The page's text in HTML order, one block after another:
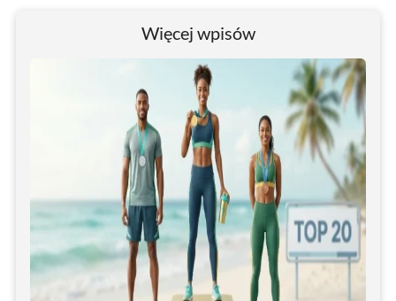
Więcej wpisów